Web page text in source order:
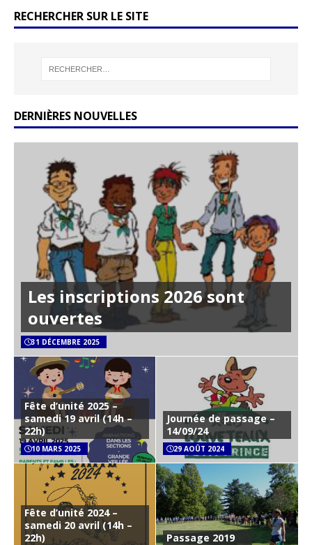
RECHERCHER SUR LE SITE
DERNIÈRES NOUVELLES
Les inscriptions 2026 sont
ouvertes
31 DÉCEMBRE 2025
Fête d’unité 2025 –
samedi 19 avril (14h –
22h)
10 MARS 2025
Journée de passage –
14/09/24
29 AOÛT 2024
Fête d’unité 2024 –
samedi 20 avril (14h –
22h)
Passage 2019